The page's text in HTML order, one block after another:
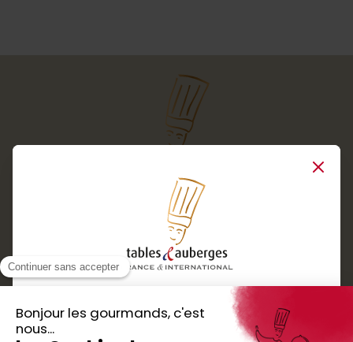
Services
Routes gourmandes
Partenaires
Close
Téléchargez